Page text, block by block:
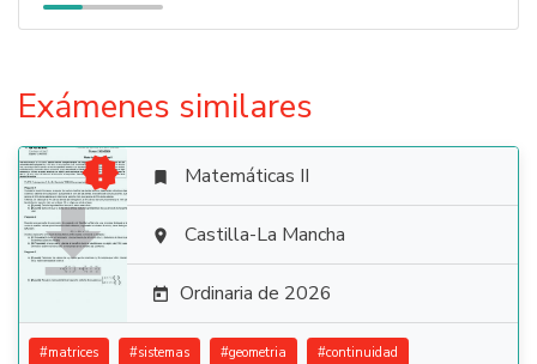
Exámenes similares

  Matemáticas II
 Castilla-La Mancha
 Ordinaria de 2026
#matrices #sistemas #geometria #continuidad